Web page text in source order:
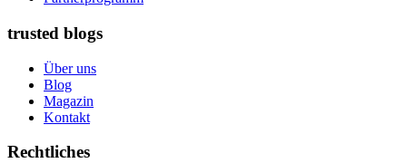
trusted blogs
Über uns
Blog
Magazin
Kontakt
Rechtliches